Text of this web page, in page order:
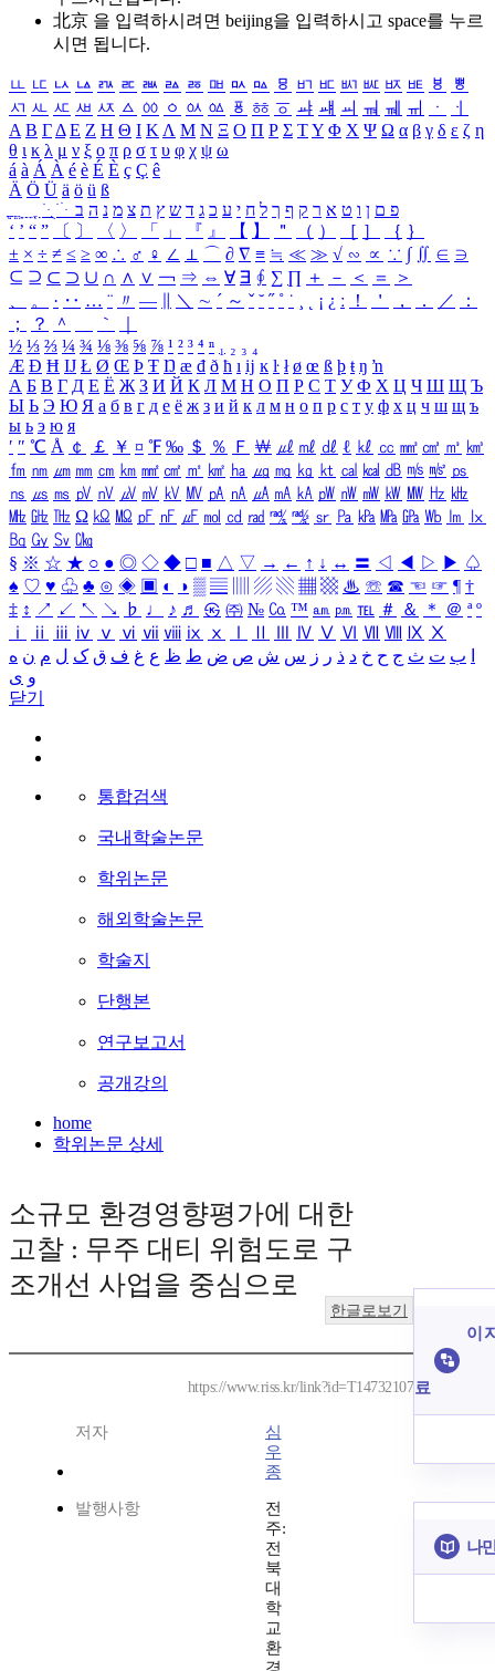
北京 을 입력하시려면 beijing을 입력하시고 space를 누르
시면 됩니다.
ㅥ ㅦ ㅧ ㅨ ㅩ ㅪ ㅫ ㅬ ㅭ ㅮ ㅯ ㅰ ㅱ ㅲ ㅳ ㅴ ㅵ ㅶ ㅷ ㅸ
ㅹ
ㅺ ㅻ ㅼ ㅽ ㅾ ㅿ ㆀ ㆁ ㆂ ㆃ ㆄ ㆅ ㆆ ㆇ ㆈ ㆉ ㆊ ㆋ ㆌ ㆍ
ㆎ
Α Β ΓΔ Ε Ζ Η Θ Ι ΚΛ Μ Ν Ξ Ο Π Ρ Σ ΤΥ Φ Χ Ψ Ω α β γ δ ε ζ η
θ ι κ λ μ ν ξ ο π ρ σ τ υ φ χ ψ ω
á à Á À é è É È ç Ç ê
Ä Ö Ü ä ö ü ß
ִֶֹ ֻּ ׁׂ פ ם ן ו ט א ר ק ף ך ל ח י ע כ ג ד ש ץ ת צ מ נ ה ב
‘ ’ “ ” 〔 〕 〈 〉 「 」 『 』 【 】 ＂ （ ） ［ ］ ｛ ｝
± × ÷ ≠ ≤ ≥ ∞ ∴ ♂ ♀ ∠ ⊥ ⌒ ∂ ∇ ≡ ≒ ≪ ≫ √ ∽ ∝ ∵ ∫ ∬ ∈ ∋
⊆ ⊇ ⊂ ⊃ ∪ ∩ ∧ ∨ ￢ ⇒ ⇔ ∀ ∃ ∮ ∑ ∏ ＋ － ＜ ＝
＞
、
。 · ‥ … ¨ 〃 ― ＼ ∼ ´ ～ ˇ ˘ ˝ ˚ ˙ ¸ ¡ ¿ ː ！ ＇ ， ． ／
：
；
？ ＾ ｀
½ ⅓ ⅔ ¼ ¾ ⅛ ⅜ ⅝ ⅞ ¹ ² ³ ⁴ ⁿ ₁ ₂ ₃ ₄
Æ Ð Ħ Ĳ Ł Ø Œ Þ Ŧ Ŋ æ đ ð ħ ı ĳ ĸ ŀ ł ø œ ß þ ŧ ŋ ŉ
А Б В Г Д Е Ё Ж З И Й К Л М Н О П Р С Т У Ф Х Ц Ч Ш Щ Ъ
Ы Ь Э Ю Я а б в г д е ё ж з и й к л м н о п р с т у ф х ц ч ш щ ъ
ы ь э ю я
′ ″ ℃ Å ￠ ￡ ￥ ¤ ℉ ‰ ＄ ％ Ｆ ￦ ㎕ ㎖ ㎗ ℓ ㎘ ㏄ ㎣ ㎤ ㎥ ㎦
㎙ ㎚ ㎛ ㎜ ㎝ ㎞ ㎟ ㎠ ㎡ ㎢ ㏊ ㎍ ㎎ ㎏ ㏏ ㎈ ㎉ ㏈ ㎧ ㎨ ㎰
㎱ ㎲ ㎳ ㎴ ㎵ ㎶ ㎷ ㎸ ㎹ ㎀ ㎁ ㎂ ㎃ ㎄ ㎺ ㎻ ㎽ ㎾ ㎿ ㎐ ㎑
㎒ ㎓ ㎔ Ω ㏀ ㏁ ㎊ ㎋ ㎌ ㏖ ㏅ ㎭ ㎮ ㎯ ㏛ ㎩ ㎪ ㎫ ㎬ ㏝ ㏐
㏓
㏃ ㏉ ㏜ ㏆
§ ※ ☆ ★ ○ ● ◎ ◇ ◆ □ ■ △ ▽ → ← ↑ ↓ ↔ 〓 ◁ ◀ ▷ ▶ ♤
♠ ♡ ♥ ♧ ♣ ⊙ ◈ ▣ ◐ ◑ ▒ ▤ ▨ ▧ ▦ ▩ ♨ ☏ ☎ ☜ ☞ ¶ †
‡ ↕ ↗ ↙ ↖ ↘ ♭ ♩ ♪ ♬ ㉿ ㈜ № ㏇ ™ ㏂ ㏘ ℡ ＃ ＆ ＊ ＠ ª º
ⅰ
ⅱ ⅲ ⅳ ⅴ ⅵ ⅶ ⅷ ⅸ ⅹ Ⅳ Ⅴ Ⅵ Ⅶ Ⅷ Ⅸ Ⅹ
ب ت ث ج ح خ د ذ ر ز س ش ص ض ط ظ ع غ ف ق ک ل م ن ه
و ی
닫기
통합검색
국내학술논문
학위논문
해외학술논문
학술지
단행본
연구보고서
공개강의
home
학위논문 상세
소규모 환경영향평가에 대한
고찰 : 무주 대티 위험도로 구
조개선 사업을 중심으로
한글로보기
https://www.riss.kr/link?id=T14732107
저자
심
우
종
발행사항
전
주:
전
북
대
학
교
환
이
료
나